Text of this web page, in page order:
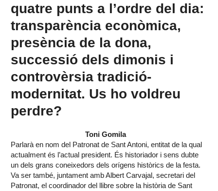
quatre punts a l’ordre del dia:
transparència econòmica,
presència de la dona,
successió dels dimonis i
controvèrsia tradició-
modernitat. Us ho voldreu
perdre?
Toni Gomila
Parlarà en nom del Patronat de Sant Antoni, entitat de la qual
actualment és l’actual president. És historiador i sens dubte
un dels grans coneixedors dels orígens històrics de la festa.
Va ser també, juntament amb Albert Carvajal, secretari del
Patronat, el coordinador del llibre sobre la història de Sant